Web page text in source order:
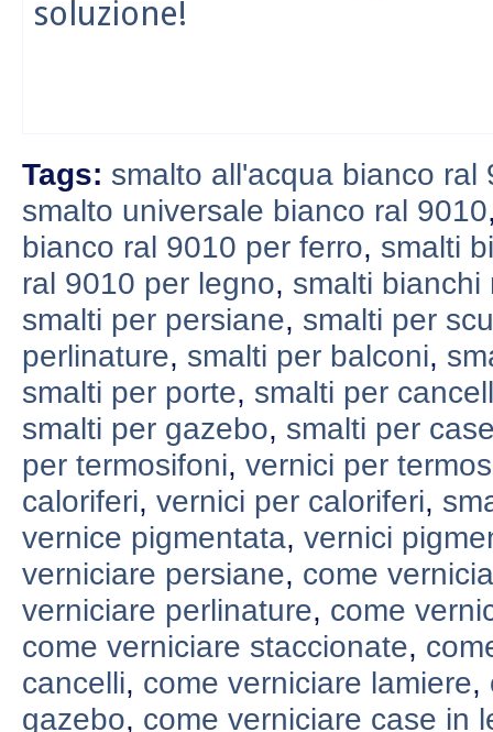
soluzione!
Tags: smalto all'acqua bianco ral
smalto universale bianco ral 9010
bianco ral 9010 per ferro, smalti
ral 9010 per legno, smalti
smalti per persiane, smalti per
perlinature, smalti per balconi,
smalti per porte, smalti per
smalti per gazebo, smalti per
per termosifoni, vernici per
caloriferi, vernici per caloriferi,
vernice pigmentata, vernici
verniciare persiane, come
verniciare perlinature, come
come verniciare staccionate,
cancelli, come verniciare lamiere,
gazebo, come verniciare case in